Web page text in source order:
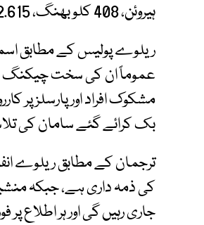
ہیروئن، 408 کلو بھنگ، 2.615 کلو آئس اور 167 بوتلیں شراب برآمد کی گئیں۔
ریلوے پولیس کے مطابق
عموماً ان کی سخت چیکنگ
مشکوک افراد اور پارسلز پر
بک کرائے گئے سامان کی
ترجمان کے مطابق ریلوے
کی ذمہ داری ہے، جبکہ
جاری رہیں گی اور ہر اطلاع پر